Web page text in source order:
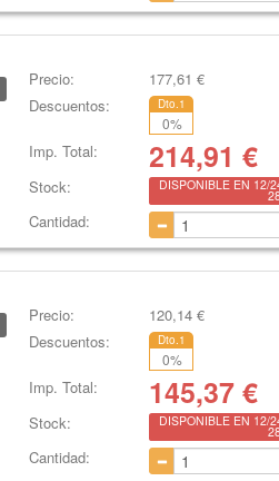
Precio: 177,61 €
Descuentos:
Dto.1
0%
Imp. Total: 214,91 €
Stock: DISPONIBLE EN 12/
Cantidad:
Precio: 120,14 €
Descuentos:
Dto.1
0%
Imp. Total: 145,37€
Stock: DISPONIBLE EN 12/
Cantidad: